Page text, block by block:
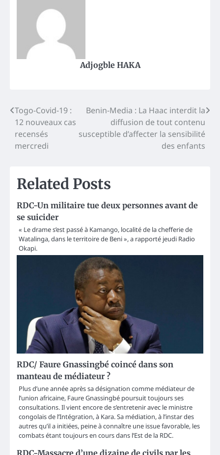
Adjogble HAKA
Post
navigation
Togo-Covid-19 :
12 nouveaux cas
recensés
mercredi
Benin-Media : La Haac interdit la
diffusion de tout contenu
susceptible d’affecter la sensibilité
des enfants
Related Posts
RDC-Un militaire tue deux personnes avant de
se suicider
« Le drame s’est passé à Kamango, localité de la chefferie de
Watalinga, dans le territoire de Beni », a rapporté jeudi Radio
Okapi.
RDC/ Faure Gnassingbé coincé dans son
manteau de médiateur ?
Plus d’une année après sa désignation comme médiateur de
l’union africaine, Faure Gnassingbé poursuit toujours ses
consultations. Il vient encore de s’entretenir avec le ministre
congolais de l’Intégration, à Kara. Sa médiation, à l’instar des
autres qu’il a initiées, peine à connaître une issue favorable, les
combats étant toujours en cours dans l’Est de la RDC.